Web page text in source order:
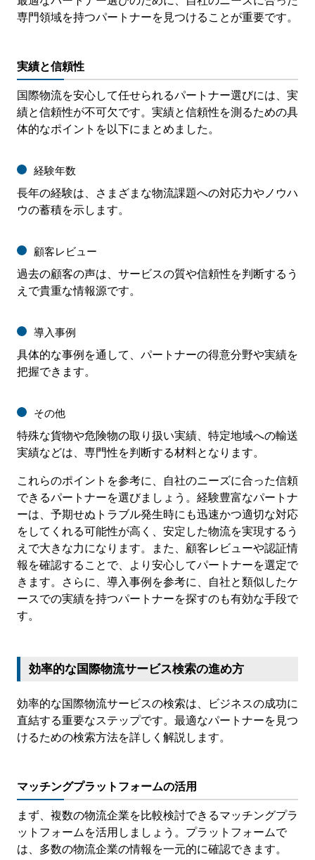
専門領域を持つパートナーを見つけることが重要です。
実績と信頼性
国際物流を安心して任せられるパートナー選びには、実
績と信頼性が不可欠です。実績と信頼性を測るための具
体的なポイントを以下にまとめました。
経験年数
長年の経験は、さまざまな物流課題への対応力やノウハ
ウの蓄積を示します。
顧客レビュー
過去の顧客の声は、サービスの質や信頼性を判断するう
えで貴重な情報源です。
導入事例
具体的な事例を通して、パートナーの得意分野や実績を
把握できます。
その他
特殊な貨物や危険物の取り扱い実績、特定地域への輸送
実績などは、専門性を判断する材料となります。
これらのポイントを参考に、自社のニーズに合った信頼
できるパートナーを選びましょう。経験豊富なパートナ
ーは、予期せぬトラブル発生時にも迅速かつ適切な対応
をしてくれる可能性が高く、安定した物流を実現するう
えで大きな力になります。また、顧客レビューや認証情
報を確認することで、より安心してパートナーを選定で
きます。さらに、導入事例を参考に、自社と類似したケ
ースでの実績を持つパートナーを探すのも有効な手段で
す。
効率的な国際物流サービス検索の進め方
効率的な国際物流サービスの検索は、ビジネスの成功に
直結する重要なステップです。最適なパートナーを見つ
けるための検索方法を詳しく解説します。
マッチングプラットフォームの活用
まず、複数の物流企業を比較検討できるマッチングプラ
ットフォームを活用しましょう。プラットフォームで
は、多数の物流企業の情報を一元的に確認できます。